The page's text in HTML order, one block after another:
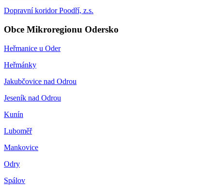
Dopravní koridor Poodří, z.s.
Obce Mikroregionu Odersko
Heřmanice u Oder
Heřmánky
Jakubčovice nad Odrou
Jeseník nad Odrou
Kunín
Luboměř
Mankovice
Odry
Spálov